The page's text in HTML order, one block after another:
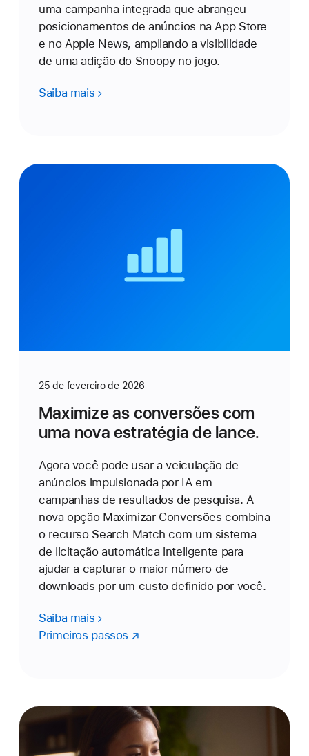
uma campanha integrada que abrangeu
posicionamentos de anúncios na App Store
e no Apple News, ampliando a visibilidade
de uma adição do Snoopy no jogo.
Saiba mais
25 de fevereiro de 2026
Maximize as conversões com
uma nova estratégia de lance.
Agora você pode usar a veiculação de
anúncios impulsionada por IA em
campanhas de resultados de pesquisa. A
nova opção Maximizar Conversões combina
o recurso Search Match com um sistema
de licitação automática inteligente para
ajudar a capturar o maior número de
downloads por um custo definido por você.
Saiba mais
Primeiros passos